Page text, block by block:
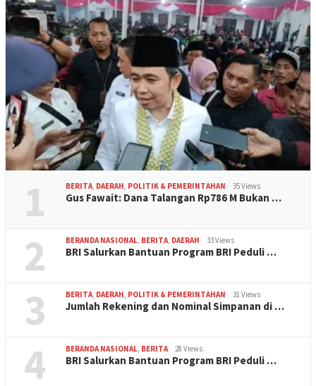
1 BERITA, DAERAH, POLITIK & PEMERINTAHAN 35 Views
Gus Fawait: Dana Talangan Rp786 M Bukan …
2 BERANDA NASIONAL, BERITA, DAERAH 33 Views
BRI Salurkan Bantuan Program BRI Peduli …
3 BERITA, DAERAH, POLITIK & PEMERINTAHAN 31 Views
Jumlah Rekening dan Nominal Simpanan di …
4 BERANDA NASIONAL, BERITA 28 Views
BRI Salurkan Bantuan Program BRI Peduli …